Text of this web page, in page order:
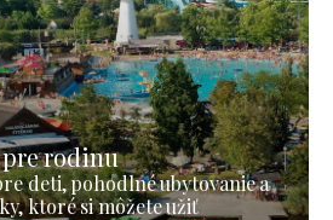
rodinu
deti, pohodlné ubytovanie a
ktoré si môžete užiť